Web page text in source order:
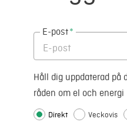
E-post*
Håll dig uppdaterad på
råden om el och energi
Direkt Veckovis